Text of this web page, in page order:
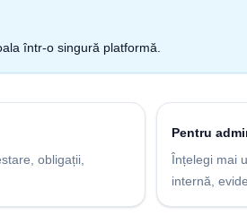
într-o singură platformă.
obligații,
Pentru
Înțelegi mai
internă,